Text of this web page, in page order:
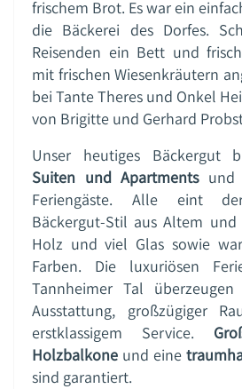
frischem Brot. Es war ein
die Bäckerei des Dorfes.
Reisenden ein Bett und
mit frischen Wiesenkräutern
bei Tante Theres und Onkel
von Brigitte und Gerhard
Unser heutiges Bäckergut
Suiten und Apartmentsund
Feriengäste. Alle eint
Bäckergut-Stil aus Altem
Holz und viel Glas sowie
Farben. Die luxuriösen
Tannheimer Tal
Ausstattung, großzügiger
erstklassigem Service.
Holzbalkone und eine
sind garantiert.